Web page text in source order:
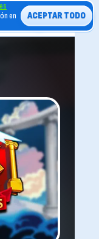
en
ACEPTAR TODO